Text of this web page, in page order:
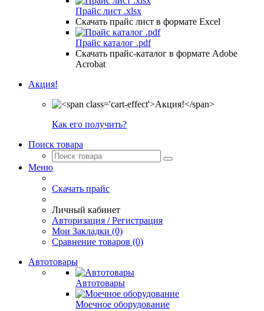
Прайс лист .xlsx
Скачать прайс лист в формате Excel
Прайс каталог .pdf
Скачать прайс-каталог в формате Adobe
Acrobat
Акция!
Как его получить?
Поиск товара
Меню
Скачать прайс
Личный кабинет
Авторизация / Регистрация
Мои Закладки (0)
Сравнение товаров (0)
Автотовары
Автотовары
Моечное оборудование